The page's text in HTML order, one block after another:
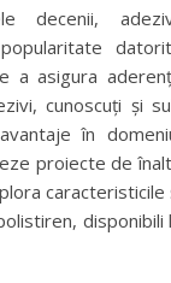
decenii,
a asigura
cunoscuți și
în
proiecte de
caracteristicile
disponibili